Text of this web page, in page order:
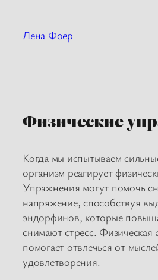
содержимому
Лена Фоер
Физические
Когда мы испытываем
организм реагирует
Упражнения могут помочь
напряжение, способствуя
эндорфинов, которые
снимают стресс. Физическая
помогает отвлечься от
удовлетворения.